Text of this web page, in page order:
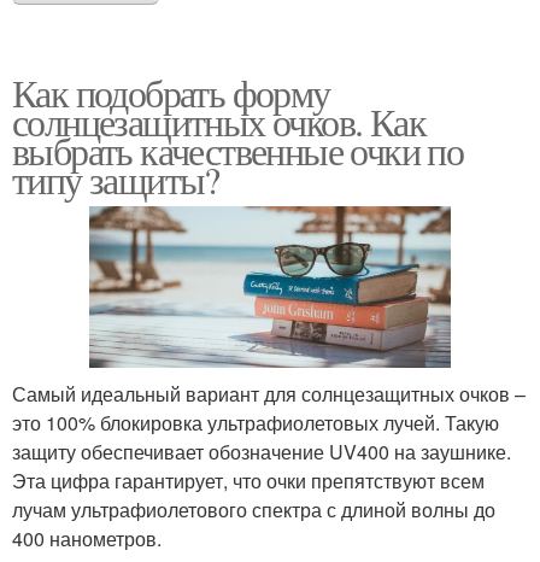
Как подобрать форму
солнцезащитных очков. Как
выбрать качественные очки по
типу защиты?
Самый идеальный вариант для солнцезащитных очков –
это 100% блокировка ультрафиолетовых лучей. Такую
защиту обеспечивает обозначение UV400 на заушнике.
Эта цифра гарантирует, что очки препятствуют всем
лучам ультрафиолетового спектра с длиной волны до
400 нанометров.